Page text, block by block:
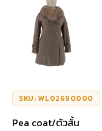
SKU: WL02690000
Pea coat/ตัวสั้น